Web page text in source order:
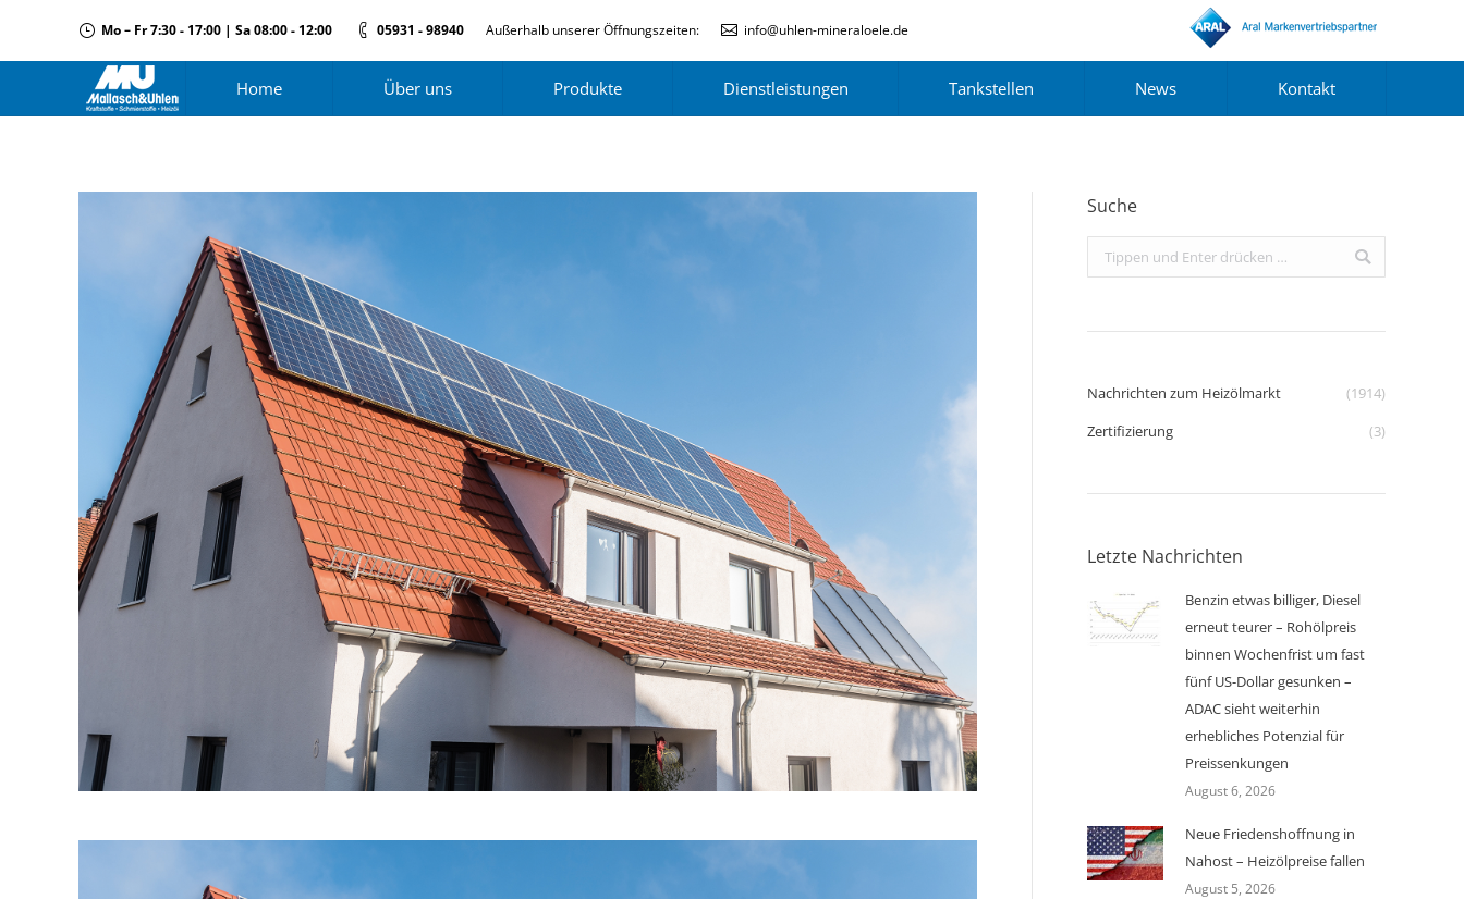
Mo – Fr 7:30 - 17:00 | Sa 08:00 - 12:00 05931 - 98940 Außerhalb unserer Öffnungszeiten: info@uhlen-mineraloele.de
Home Über uns Produkte Dienstleistungen Tankstellen News Kontakt
Suche
Search:
Nachrichten zum Heizölmarkt
(1914)
Zertifizierung
(3)
Letzte Nachrichten
Benzin etwas billiger, Diesel
erneut teurer – Rohölpreis
binnen Wochenfrist um fast
fünf US-Dollar gesunken –
ADAC sieht weiterhin
erhebliches Potenzial für
Preissenkungen
August 6, 2026
Neue Friedenshoffnung in
Nahost – Heizölpreise fallen
August 5, 2026